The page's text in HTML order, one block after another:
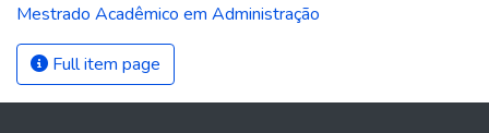
Mestrado Acadêmico em Administração
Full item page